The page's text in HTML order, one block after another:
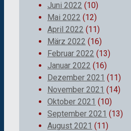
Juni 2022 (10)
Mai 2022 (12)
April 2022 (11)
März 2022 (16)
Februar 2022 (13)
Januar 2022 (16)
Dezember 2021 (11)
November 2021 (14)
Oktober 2021 (10)
September 2021 (13)
August 2021 (11)